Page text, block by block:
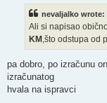
nevaljalko wrote:
Ali si napisao
KM ,što odstupa od
pa dobro, po izračunu
izračunatog
hvala na ispravci